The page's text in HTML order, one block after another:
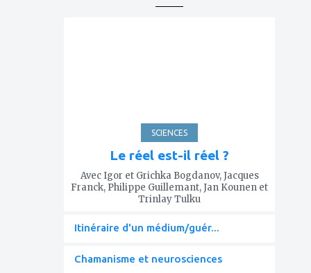
SCIENCES
Le réel est-il réel ?
Avec Igor et Grichka Bogdanov, Jacques
Franck, Philippe Guillemant, Jan Kounen et
Trinlay Tulku
Itinéraire d'un médium/guér...
Chamanisme et neurosciences